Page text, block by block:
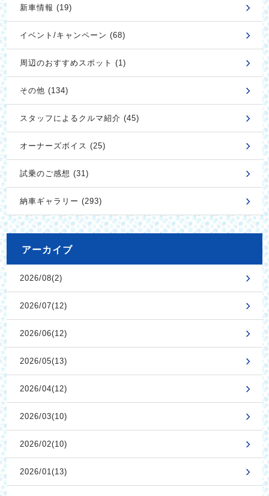
新車情報 (19)
イベント/キャンペーン (68)
周辺のおすすめスポット (1)
その他 (134)
スタッフによるクルマ紹介 (45)
オーナーズボイス (25)
試乗のご感想 (31)
納車ギャラリー (293)
アーカイブ
2026/08(2)
2026/07(12)
2026/06(12)
2026/05(13)
2026/04(12)
2026/03(10)
2026/02(10)
2026/01(13)